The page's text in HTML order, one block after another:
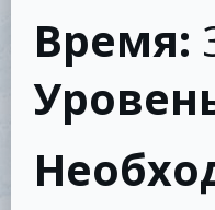
Время: